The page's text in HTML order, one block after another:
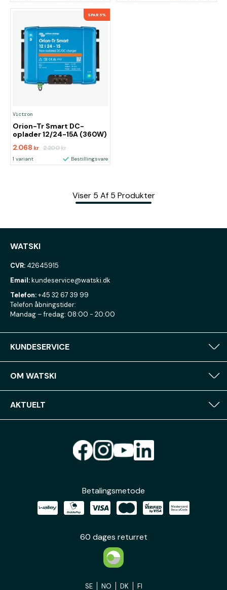
SPAR 6%
Victron
Orion-Tr Smart DC-
oplader 12/24-15A (360W)
2.068 kr 2.200kr
1 variant Bestillingsvare
Viser 5 Af 5 Produkter
WATSKI
CVR: 42645915
Email:kundeservice@watski.dk
Telefon:+45 32 67 39 99
Telefon åbningstider:
Mandag – fredag: 08:00 - 20:00
KUNDESERVICE
OM WATSKI
AKTUELT
Betalingsmetode
60 dages returret
SE NO DK FI